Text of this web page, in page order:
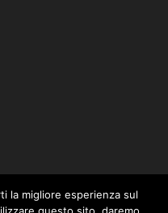
la migliore esperienza sul